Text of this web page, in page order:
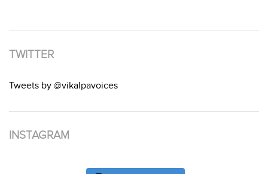
TWITTER
Tweets by @vikalpavoices
INSTAGRAM